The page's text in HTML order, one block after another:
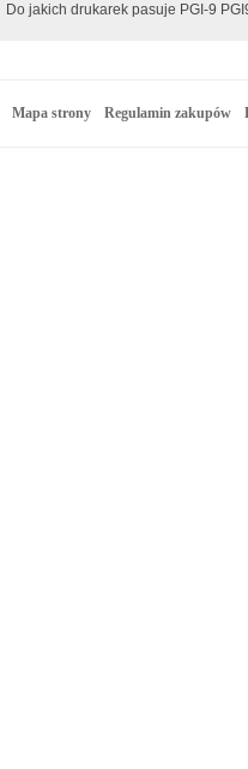
Do jakich drukarek pasuje PGI-9
Mapa strony Regulamin zakupów